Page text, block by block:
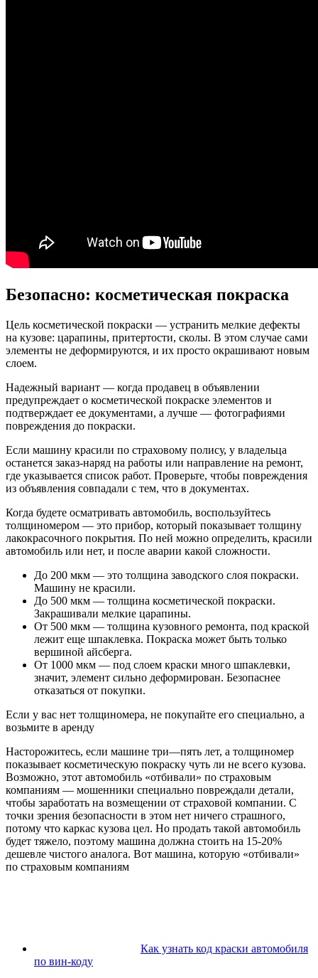
Безопасно: косметическая покраска
Цель косметической покраски — устранить мелкие дефекты
на кузове: царапины, притертости, сколы. В этом случае сами
элементы не деформируются, и их просто окрашивают новым
слоем.
Надежный вариант — когда продавец в объявлении
предупреждает о косметической покраске элементов и
подтверждает ее документами, а лучше — фотографиями
повреждения до покраски.
Если машину красили по страховому полису, у владельца
останется заказ-наряд на работы или направление на ремонт,
где указывается список работ. Проверьте, чтобы повреждения
из объявления совпадали с тем, что в документах.
Когда будете осматривать автомобиль, воспользуйтесь
толщиномером — это прибор, который показывает толщину
лакокрасочного покрытия. По ней можно определить, красили
автомобиль или нет, и после аварии какой сложности.
До 200 мкм — это толщина заводского слоя покраски.
Машину не красили.
До 500 мкм — толщина косметической покраски.
Закрашивали мелкие царапины.
От 500 мкм — толщина кузовного ремонта, под краской
лежит еще шпаклевка. Покраска может быть только
вершиной айсберга.
От 1000 мкм — под слоем краски много шпаклевки,
значит, элемент сильно деформирован. Безопаснее
отказаться от покупки.
Если у вас нет толщиномера, не покупайте его специально, а
возьмите в аренду
Насторожитесь, если машине три—пять лет, а толщиномер
показывает косметическую покраску чуть ли не всего кузова.
Возможно, этот автомобиль «отбивали» по страховым
компаниям — мошенники специально повреждали детали,
чтобы заработать на возмещении от страховой компании. С
точки зрения безопасности в этом нет ничего страшного,
потому что каркас кузова цел. Но продать такой автомобиль
будет тяжело, поэтому машина должна стоить на 15-20%
дешевле чистого аналога. Вот машина, которую «отбивали»
по страховым компаниям
Как узнать код краски автомобиля
по вин-коду